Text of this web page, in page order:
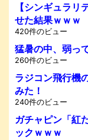
【シンギュラ
せた結果ｗｗｗ
420件のビュー
猛暑の中、弱っ
260件のビュー
ラジコン飛行機
みた！
240件のビュー
ガチャピン「紅
ックｗｗｗ